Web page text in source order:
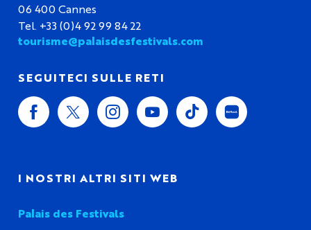
06 400 Cannes
Tel. +33 (0)4 92 99 84 22
tourisme@palaisdesfestivals.com
SEGUITECI SULLE RETI
I NOSTRI ALTRI SITI WEB
Palais des Festivals